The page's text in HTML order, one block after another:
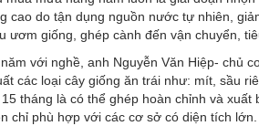
cao do tận dụng nguồn nước tự nhiên,
ươm giống, ghép cành đến vận chuyển,
với nghề, anh Nguyễn Văn Hiệp- chủ
các loại cây giống ăn trái như: mít, sầu
tháng là có thể ghép hoàn chỉnh và
chỉ phù hợp với các cơ sở có diện tích lớn.